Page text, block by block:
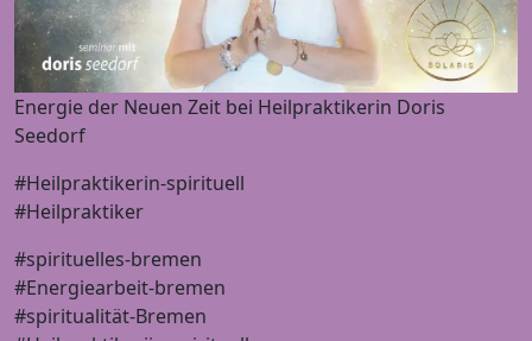
Energie der Neuen Zeit bei Heilpraktikerin Doris
Seedorf
#Heilpraktikerin-spirituell
#Heilpraktiker
#spirituelles-bremen
#Energiearbeit-bremen
#spiritualität-Bremen